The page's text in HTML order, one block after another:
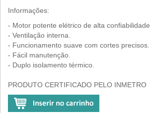
Informações:
- Motor potente elétrico de alta confiabilidade.
- Ventilação interna.
- Funcionamento suave com cortes precisos.
- Fácil manutenção.
- Duplo isolamento térmico.
PRODUTO CERTIFICADO PELO INMETRO